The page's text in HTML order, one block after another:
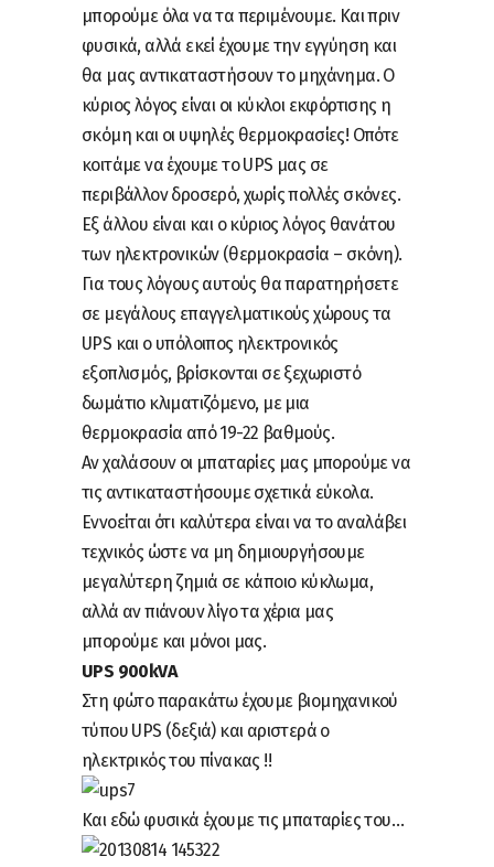
μπορούμε όλα να τα περιμένουμε. Και πριν
φυσικά, αλλά εκεί έχουμε την εγγύηση και
θα μας αντικαταστήσουν το μηχάνημα. Ο
κύριος λόγος είναι οι κύκλοι εκφόρτισης η
σκόμη και οι υψηλές θερμοκρασίες! Οπότε
κοιτάμε να έχουμε το UPS μας σε
περιβάλλον δροσερό, χωρίς πολλές σκόνες.
Εξ άλλου είναι και ο κύριος λόγος θανάτου
των ηλεκτρονικών (θερμοκρασία – σκόνη).
Για τους λόγους αυτούς θα παρατηρήσετε
σε μεγάλους επαγγελματικούς χώρους τα
UPS και ο υπόλοιπος ηλεκτρονικός
εξοπλισμός, βρίσκονται σε ξεχωριστό
δωμάτιο κλιματιζόμενο, με μια
θερμοκρασία από 19-22 βαθμούς.
Αν χαλάσουν οι μπαταρίες μας μπορούμε να
τις αντικαταστήσουμε σχετικά εύκολα.
Εννοείται ότι καλύτερα είναι να το αναλάβει
τεχνικός ώστε να μη δημιουργήσουμε
μεγαλύτερη ζημιά σε κάποιο κύκλωμα,
αλλά αν πιάνουν λίγο τα χέρια μας
μπορούμε και μόνοι μας.
UPS 900kVA
Στη φώτο παρακάτω έχουμε βιομηχανικού
τύπου UPS (δεξιά) και αριστερά ο
ηλεκτρικός του πίνακας !!
Και εδώ φυσικά έχουμε τις μπαταρίες του…